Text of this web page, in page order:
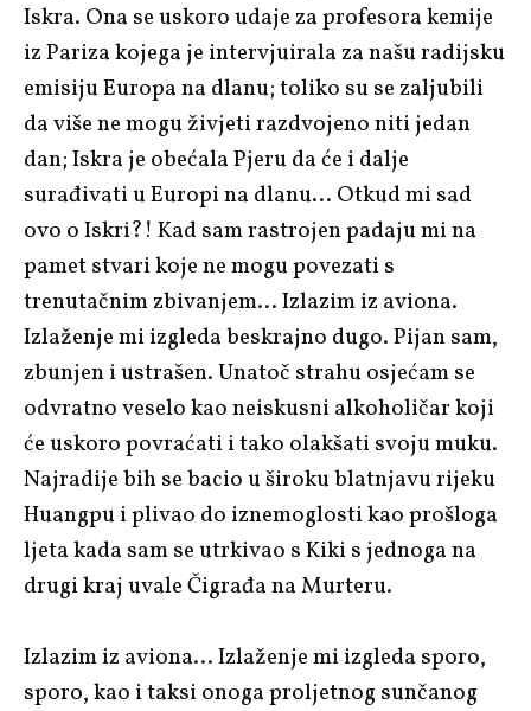
Iskra. Ona se uskoro udaje za profesora kemije
iz Pariza kojega je intervjuirala za našu radijsku
emisiju Europa na dlanu; toliko su se zaljubili
da više ne mogu živjeti razdvojeno niti jedan
dan; Iskra je obećala Pjeru da će i dalje
surađivati u Europi na dlanu… Otkud mi sad
ovo o Iskri?! Kad sam rastrojen padaju mi na
pamet stvari koje ne mogu povezati s
trenutačnim zbivanjem… Izlazim iz aviona.
Izlaženje mi izgleda beskrajno dugo. Pijan sam,
zbunjen i ustrašen. Unatoč strahu osjećam se
odvratno veselo kao neiskusni alkoholičar koji
će uskoro povraćati i tako olakšati svoju muku.
Najradije bih se bacio u široku blatnjavu rijeku
Huangpu i plivao do iznemoglosti kao prošloga
ljeta kada sam se utrkivao s Kiki s jednoga na
drugi kraj uvale Čigrađa na Murteru.
Izlazim iz aviona… Izlaženje mi izgleda sporo,
sporo, kao i taksi onoga proljetnog sunčanog